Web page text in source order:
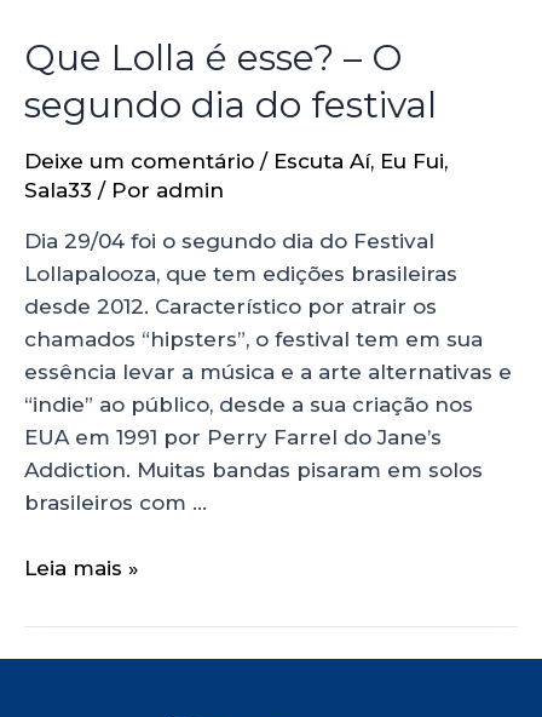
Que Lolla é esse? – O
segundo dia do festival
Deixe um comentário / Escuta Aí, Eu Fui,
Sala33 / Por admin
Dia 29/04 foi o segundo dia do Festival
Lollapalooza, que tem edições brasileiras
desde 2012. Característico por atrair os
chamados “hipsters”, o festival tem em sua
essência levar a música e a arte alternativas e
“indie” ao público, desde a sua criação nos
EUA em 1991 por Perry Farrel do Jane’s
Addiction. Muitas bandas pisaram em solos
brasileiros com …
Leia mais »